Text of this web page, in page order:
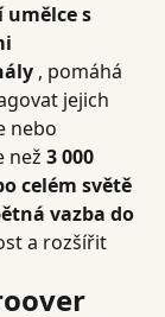
s
, pomáhá
jejich
nebo
než 3 000
celém světě
vazba do
a rozšířit